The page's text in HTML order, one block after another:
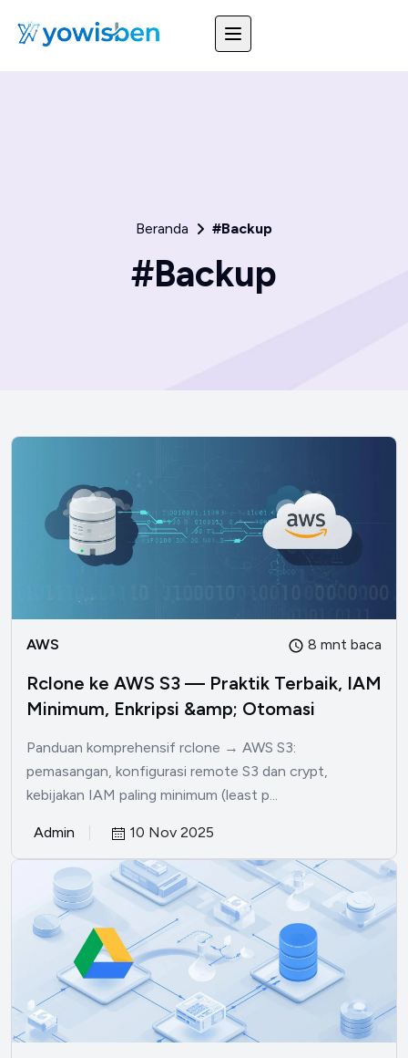
Beranda #Backup
#Backup
AWS 8 mnt baca
Rclone ke AWS S3 — Praktik Terbaik, IAM
Minimum, Enkripsi &amp; Otomasi
Panduan komprehensif rclone → AWS S3:
pemasangan, konfigurasi remote S3 dan crypt,
kebijakan IAM paling minimum (least p...
Admin 10 Nov 2025